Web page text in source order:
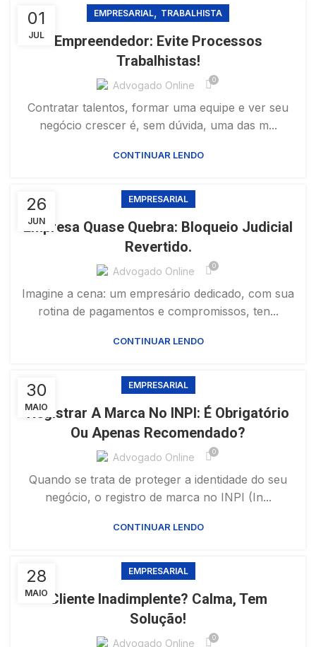
01
JUL
EMPRESARIAL, TRABALHISTA
Empreendedor: Evite Processos
Trabalhistas!
Advogado Online 0
Contratar talentos, formar uma equipe e ver seu
negócio crescer é, sem dúvida, uma das m...
CONTINUAR LENDO
26
JUN
EMPRESARIAL
Empresa Quase Quebra: Bloqueio Judicial
Revertido.
Advogado Online 0
Imagine a cena: um empresário dedicado, com sua
rotina de pagamentos e compromissos, ten...
CONTINUAR LENDO
30
MAIO
EMPRESARIAL
Registrar A Marca No INPI: É Obrigatório
Ou Apenas Recomendado?
Advogado Online 0
Quando se trata de proteger a identidade do seu
negócio, o registro de marca no INPI (In...
CONTINUAR LENDO
28
MAIO
EMPRESARIAL
Cliente Inadimplente? Calma, Tem
Solução!
Advogado Online 0